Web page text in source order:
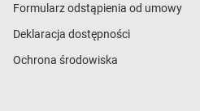
Formularz odstąpienia od umowy
Deklaracja dostępności
Ochrona środowiska